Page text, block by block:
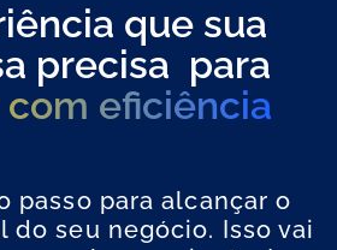
que sua
precisa para
eficiência
passo para alcançar o
do seu negócio. Isso vai